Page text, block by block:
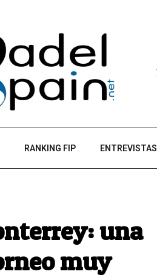
RANKING FIP ENTREVISTAS
una
muy